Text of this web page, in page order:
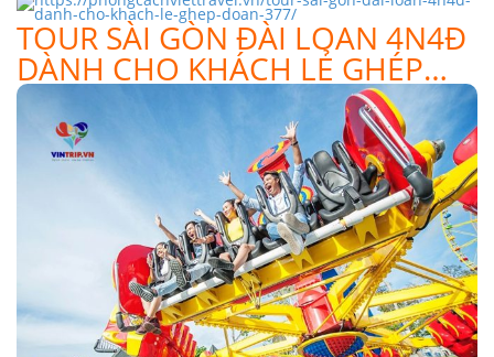
TOUR SÀI GÒN ĐÀI LOAN 4N4Đ
DÀNH CHO KHÁCH LẺ GHÉP…